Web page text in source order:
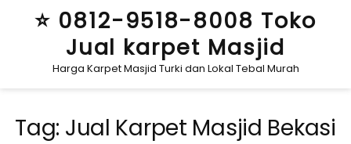
⭐ 0812-9518-8008 Toko
Jual karpet Masjid
Harga Karpet Masjid Turki dan Lokal Tebal Murah
Tag: Jual Karpet Masjid Bekasi